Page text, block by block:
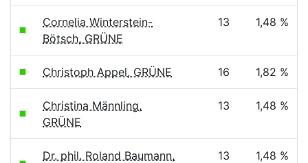
Cornelia Winterstein-
Bötsch, GRÜNE
13 1,48 %
Christoph Appel, GRÜNE 16 1,82 %
Christina Männling,
GRÜNE
13 1,48 %
Dr. phil. Roland Baumann,
13 1,48 %